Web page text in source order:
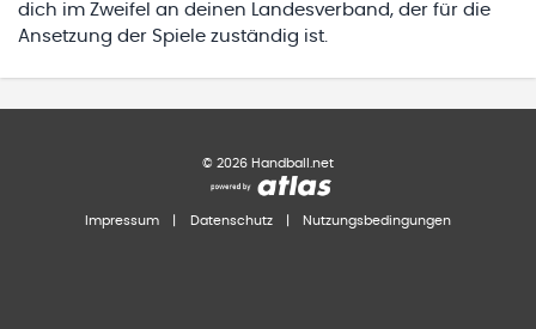
dich im Zweifel an deinen Landesverband, der für die
Ansetzung der Spiele zuständig ist.
© 2026 Handball.net
Impressum Datenschutz Nutzungsbedingungen